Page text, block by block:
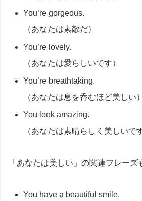
You’re gorgeous.
（あなたは素敵だ）
You’re lovely.
（あなたは愛らしいです）
You’re breathtaking.
（あなたは息を呑むほど美しい）
You look amazing.
（あなたは素晴らしく美しいで
「あなたは美しい」の関連フレーズ
You have a beautiful smile.